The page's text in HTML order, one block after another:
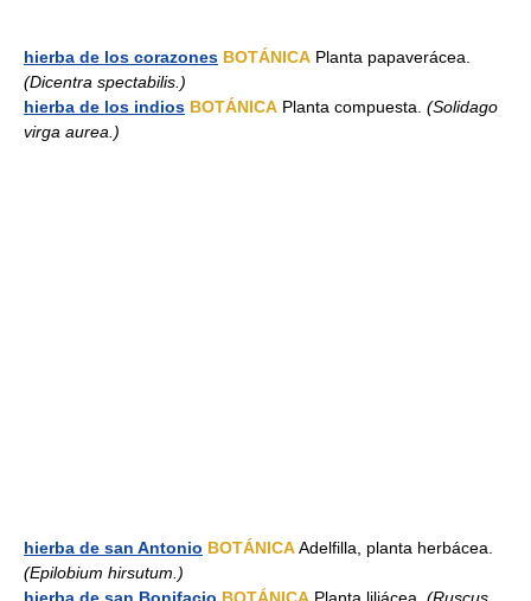
hierba de los corazones BOTÁNICA Planta papaverácea.
(Dicentra spectabilis.)
hierba de los indios BOTÁNICA Planta compuesta. (Solidago
virga aurea.)
hierba de san Antonio BOTÁNICAAdelfilla, planta herbácea.
(Epilobium hirsutum.)